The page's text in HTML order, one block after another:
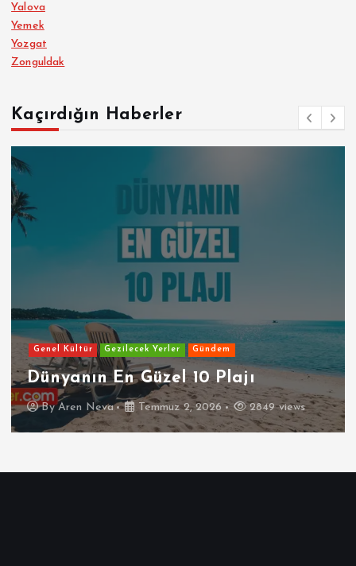
Yalova
Yemek
Yozgat
Zonguldak
Kaçırdığın Haberler
Genel Kültür Gezilecek Yerler Gündem
Dünyanın En Güzel 10 Plajı
ByAren Neva Temmuz 2, 2026 2849 views